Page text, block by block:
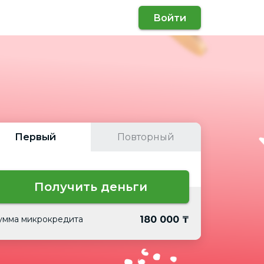
Войти
Первый Повторный
сумма доступна для повторных
клиентов.
Получить деньги
микрокредита 180 000 ₸